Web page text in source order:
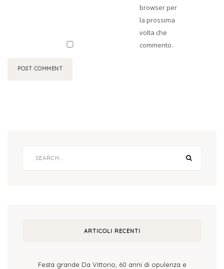
browser per
la prossima
volta che
commento.
ARTICOLI RECENTI
Festa grande Da Vittorio, 60 anni di opulenza e